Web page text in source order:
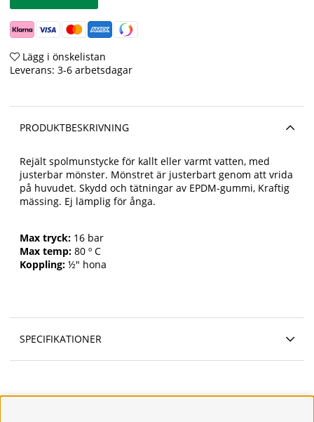
Lägg i önskelistan
Leverans: 3-6 arbetsdagar
PRODUKTBESKRIVNING
Rejält spolmunstycke för kallt eller varmt vatten, med
justerbar mönster. Mönstret är justerbart genom att vrida
på huvudet. Skydd och tätningar av EPDM-gummi, Kraftig
mässing. Ej lämplig för ånga.
Max tryck: 16 bar
Max temp: 80 º C
Koppling: ½" hona
SPECIFIKATIONER